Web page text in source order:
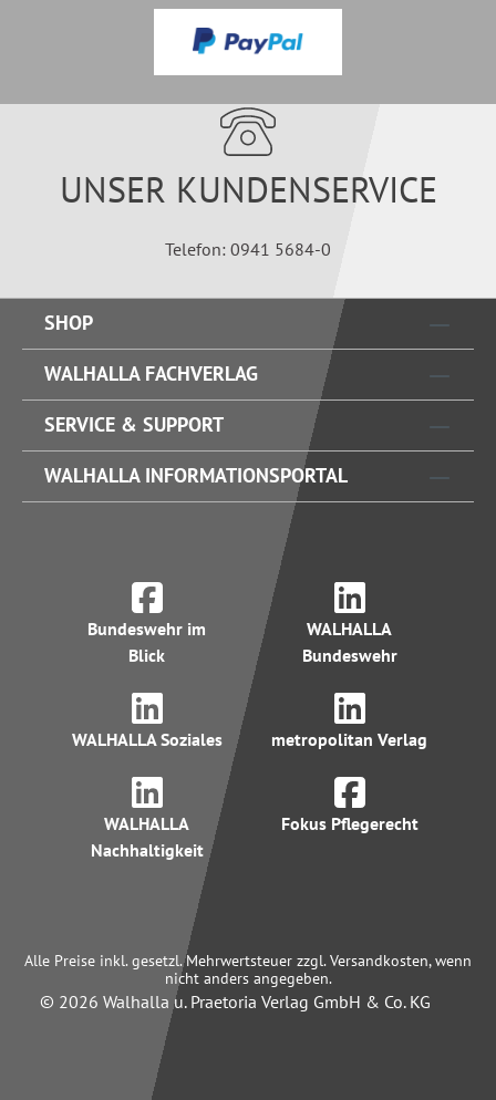
UNSER KUNDENSERVICE
Telefon: 0941 5684-0
SHOP
WALHALLA FACHVERLAG
SERVICE & SUPPORT
WALHALLA INFORMATIONSPORTAL
Bundeswehr im
Blick
WALHALLA
Bundeswehr
WALHALLA Soziales metropolitan Verlag
WALHALLA
Nachhaltigkeit
Fokus Pflegerecht
Alle Preise inkl. gesetzl. Mehrwertsteuer zzgl. Versandkosten, wenn
nicht anders angegeben.
© 2026 Walhalla u. Praetoria Verlag GmbH & Co. KG